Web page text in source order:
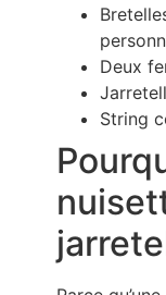
Deux
String